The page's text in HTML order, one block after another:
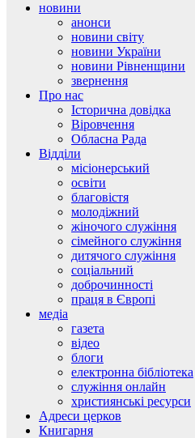
новини
анонси
новини світу
новини України
новини Рівненщини
звернення
Про нас
Історична довідка
Віровчення
Обласна Рада
Відділи
місіонерський
освіти
благовістя
молодіжний
жіночого служіння
сімейного служіння
дитячого служіння
соціальний
доброчинності
праця в Європі
медіа
газета
відео
блоги
електронна бібліотека
служіння онлайн
християнські ресурси
Адреси церков
Книгарня